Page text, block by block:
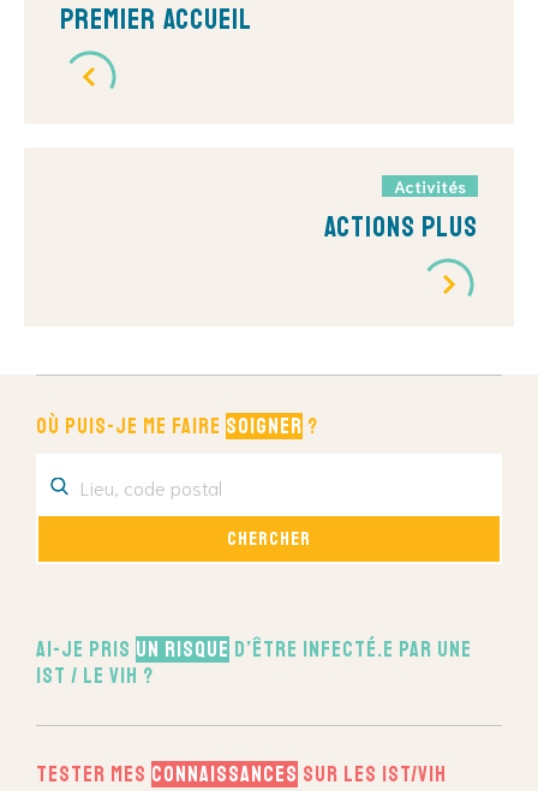
Où puis-je me faire soigner ?
Ai-je pris un risque d’être infecté.e par une
IST / le VIH ?
Tester mes connaissances sur les IST/VIH
Premier Accueil
Activités
Actions Plus